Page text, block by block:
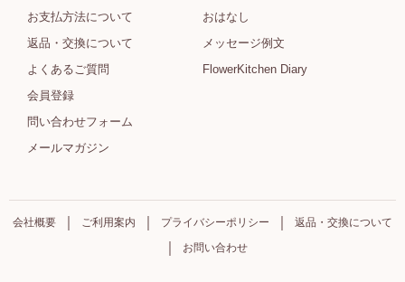
お支払方法について
返品・交換について
よくあるご質問
会員登録
問い合わせフォーム
メールマガジン
おはなし
メッセージ例文
FlowerKitchen Diary
会社概要 ご利用案内 プライバシーポリシー
返品・交換について
お問い合わせ